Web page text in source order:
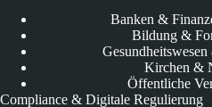
Banken &
Bildung &
Kirchen &
Öffentliche
Compliance & Digitale Regulierung